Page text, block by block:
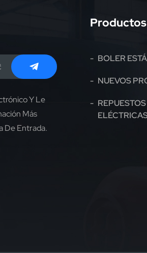
Y Le
Más
De Entrada.
Productos
BOLER
NUEVOS